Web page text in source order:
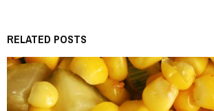
RELATED POSTS